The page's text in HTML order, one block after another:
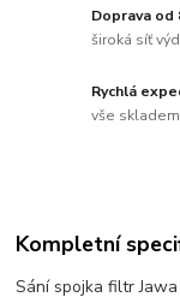
Doprava od
široká síť
Rychlá
vše skladem
Kompletní
Sání spojka filtr